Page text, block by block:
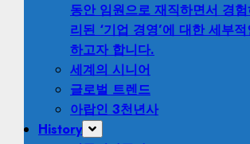
동안 임원으로 재직하면서 경
리된 ‘기업 경영’에 대한 세부
하고자 합니다.
세계의 시니어
글로벌 트렌드
아랍인 3천년사
History